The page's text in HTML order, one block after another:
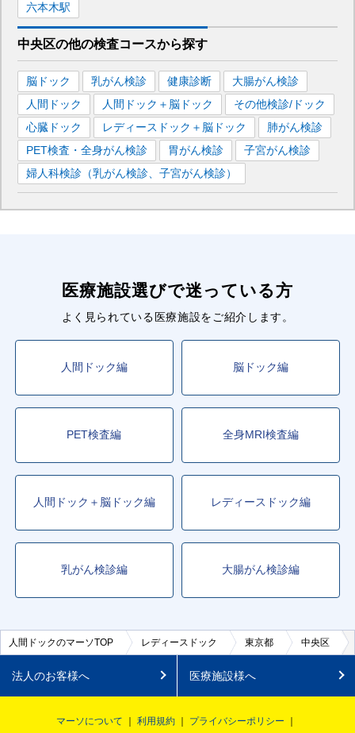
六本木駅
中央区の他の検査コースから探す
脳ドック 乳がん検診 健康診断
大腸がん検診
人間ドック
人間ドック＋脳ドック
その他検診/ドック
心臓ドック
レディースドック＋脳ドック
肺がん検診
PET検査・全身がん検診
胃がん検診
子宮がん検診
婦人科検診（乳がん検診、子宮がん検診）
医療施設選びで迷っている方
よく見られている医療施設をご紹介します。
人間ドック編 脳ドック編
PET検査編 全身MRI検査編
人間ドック＋脳ドック編 レディースドック編
乳がん検診編 大腸がん検診編
人間ドックのマーソTOP レディースドック 東京都 中央区
法人のお客様へ 医療施設様へ
マーソについて 利用規約
プライバシーポリシー